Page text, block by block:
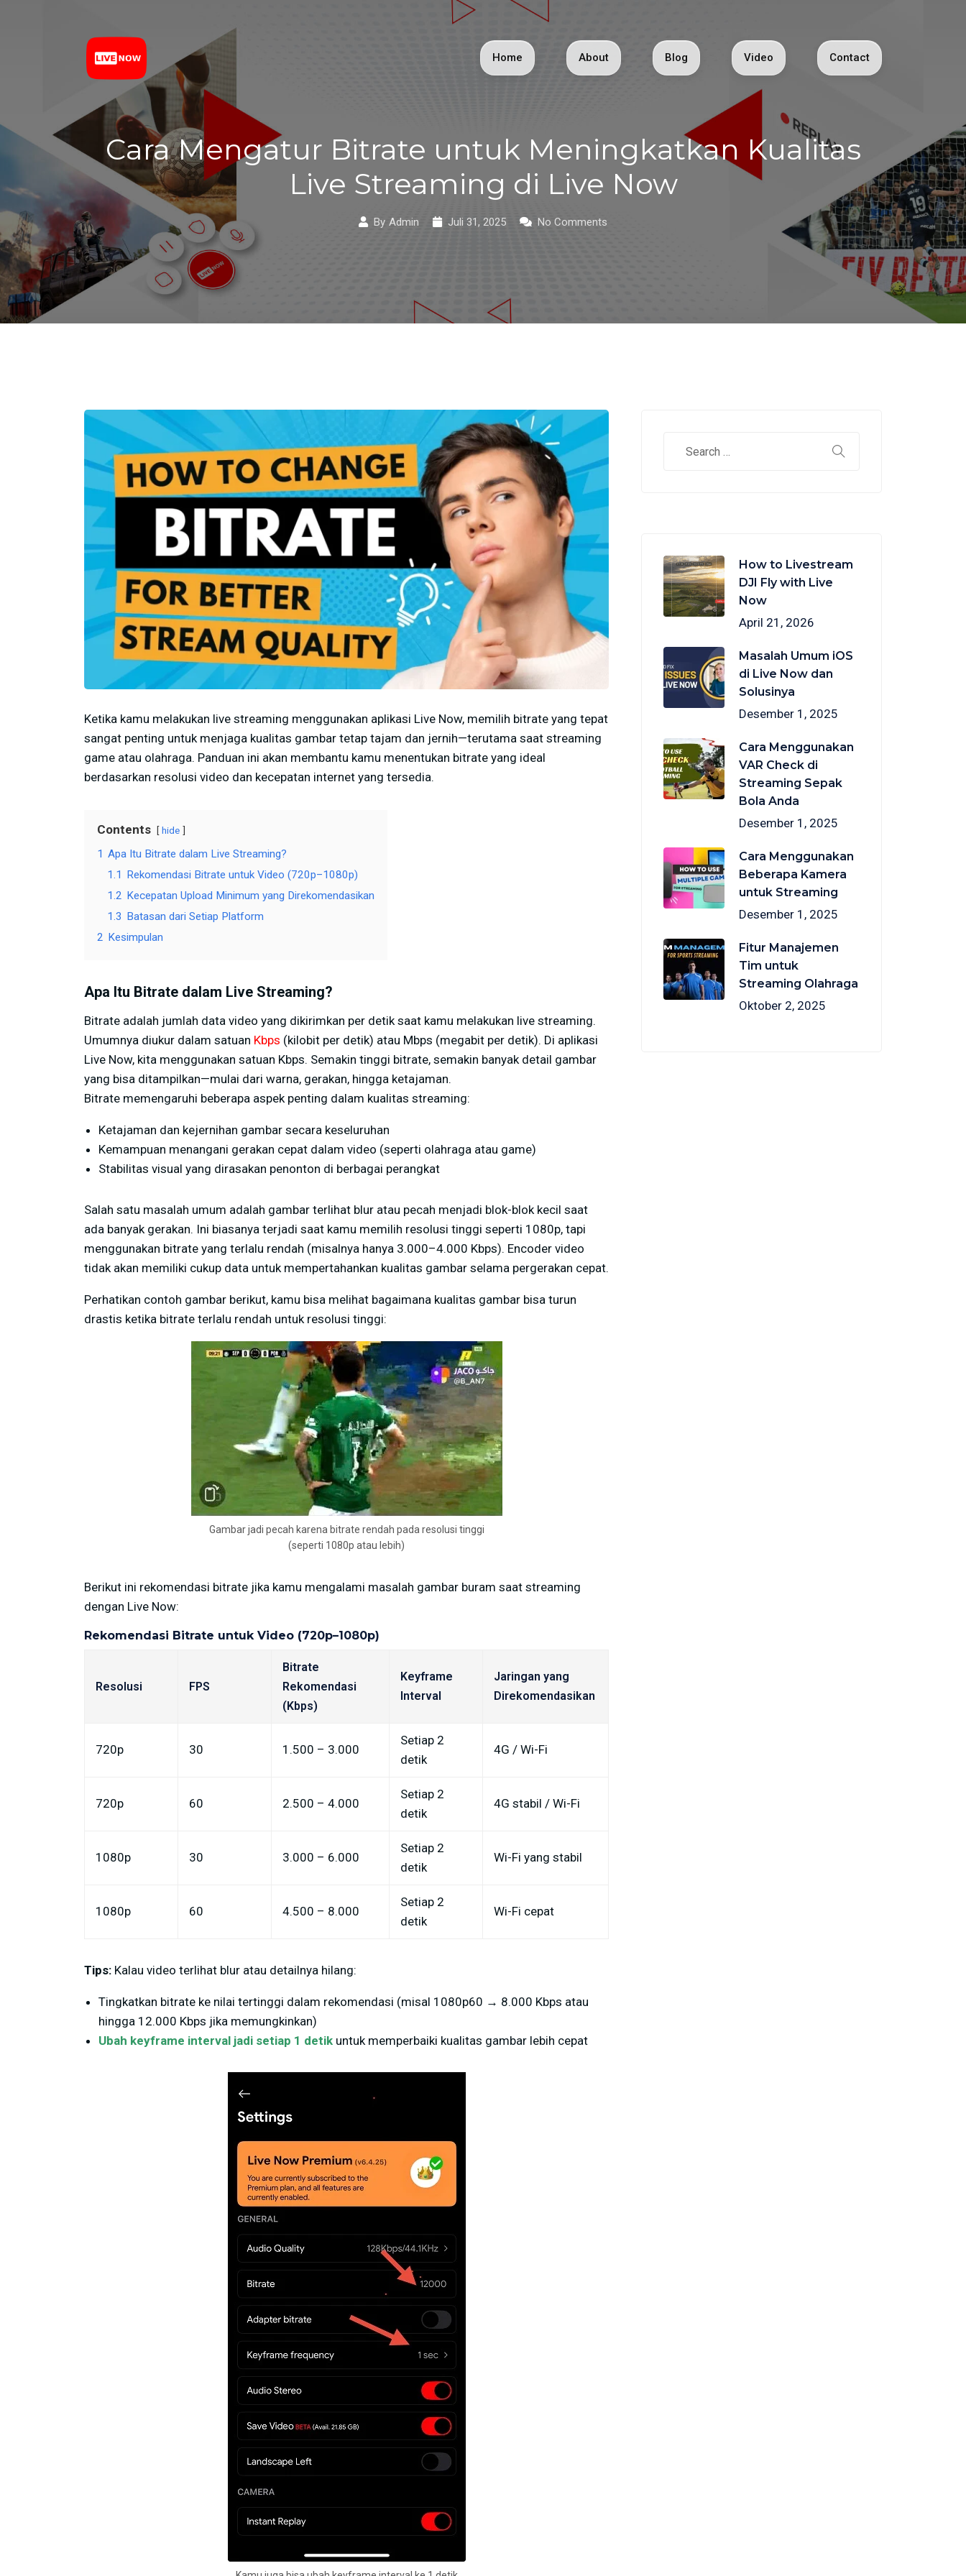
Home About Blog Video Contact
Cara Mengatur Bitrate untuk Meningkatkan Kualitas
Live Streaming di Live Now
By Admin Juli 31, 2025 No Comments
Ketika kamu melakukan live streaming menggunakan aplikasi Live Now, memilih bitrate yang tepat
sangat penting untuk menjaga kualitas gambar tetap tajam dan jernih—terutama saat streaming
game atau olahraga. Panduan ini akan membantu kamu menentukan bitrate yang ideal
berdasarkan resolusi video dan kecepatan internet yang tersedia.
Contents hide
1 Apa Itu Bitrate dalam Live Streaming?
1.1
Rekomendasi Bitrate untuk Video (720p–1080p)
1.2 Kecepatan Upload Minimum yang Direkomendasikan
1.3
Batasan dari Setiap Platform
2 Kesimpulan
Apa Itu Bitrate dalam Live Streaming?
Bitrate adalah jumlah data video yang dikirimkan per detik saat kamu melakukan live streaming.
Umumnya diukur dalam satuan Kbps (kilobit per detik) atau Mbps (megabit per detik). Di aplikasi
Live Now, kita menggunakan satuan Kbps. Semakin tinggi bitrate, semakin banyak detail gambar
yang bisa ditampilkan—mulai dari warna, gerakan, hingga ketajaman.
Bitrate memengaruhi beberapa aspek penting dalam kualitas streaming:
Ketajaman dan kejernihan gambar secara keseluruhan
Kemampuan menangani gerakan cepat dalam video (seperti olahraga atau game)
Stabilitas visual yang dirasakan penonton di berbagai perangkat
Salah satu masalah umum adalah gambar terlihat blur atau pecah menjadi blok-blok kecil saat
ada banyak gerakan. Ini biasanya terjadi saat kamu memilih resolusi tinggi seperti 1080p, tapi
menggunakan bitrate yang terlalu rendah (misalnya hanya 3.000–4.000 Kbps). Encoder video
tidak akan memiliki cukup data untuk mempertahankan kualitas gambar selama pergerakan cepat.
Perhatikan contoh gambar berikut, kamu bisa melihat bagaimana kualitas gambar bisa turun
drastis ketika bitrate terlalu rendah untuk resolusi tinggi:
Gambar jadi pecah karena bitrate rendah pada resolusi tinggi
(seperti 1080p atau lebih)
Berikut ini rekomendasi bitrate jika kamu mengalami masalah gambar buram saat streaming
dengan Live Now:
Rekomendasi Bitrate untuk Video (720p–1080p)
Resolusi FPS
Bitrate
Rekomendasi
(Kbps)
Keyframe
Interval
Jaringan yang
Direkomendasikan
720p 30 1.500 – 3.000
Setiap 2
detik
4G / Wi-Fi
720p 60 2.500 – 4.000
Setiap 2
detik
4G stabil / Wi-Fi
1080p 30 3.000 – 6.000
Setiap 2
detik
Wi-Fi yang stabil
1080p 60 4.500 – 8.000
Setiap 2
detik
Wi-Fi cepat
Tips: Kalau video terlihat blur atau detailnya hilang:
Tingkatkan bitrate ke nilai tertinggi dalam rekomendasi (misal 1080p60 → 8.000 Kbps atau
hingga 12.000 Kbps jika memungkinkan)
Ubah keyframe interval jadi setiap 1 detik untuk memperbaiki kualitas gambar lebih cepat
How to Livestream
DJI Fly with Live
Now
April 21, 2026
Masalah Umum iOS
di Live Now dan
Solusinya
Desember 1, 2025
Cara Menggunakan
VAR Check di
Streaming Sepak
Bola Anda
Desember 1, 2025
Cara Menggunakan
Beberapa Kamera
untuk Streaming
Desember 1, 2025
Fitur Manajemen
Tim untuk
Streaming Olahraga
Oktober 2, 2025